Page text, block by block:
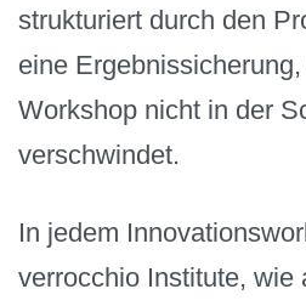
strukturiert durch den
eine
Workshop nicht in der
verschwindet.
In jedem
verrocchio Institute, wie